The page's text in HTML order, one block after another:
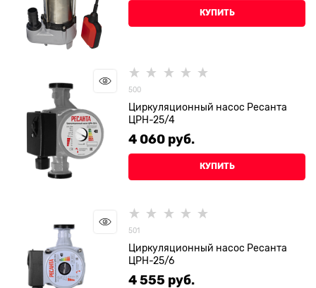
КУПИТЬ
500
Циркуляционный насос Ресанта
ЦРН-25/4
4 060 руб.
КУПИТЬ
501
Циркуляционный насос Ресанта
ЦРН-25/6
4 555 руб.